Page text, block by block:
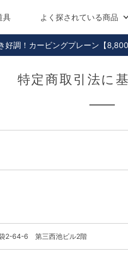
具 よく探されている商品
好調！カービングプレーン 【8,800
特定商取引法に
2-64-6 第三西池ビル2階